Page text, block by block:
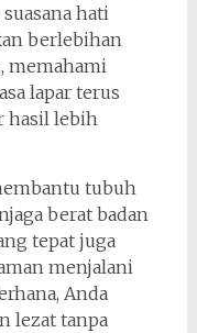
hati
berlebihan
memahami
lapar terus
hasil lebih
tubuh
berat badan
tepat juga
menjalani
Anda
lezat tanpa